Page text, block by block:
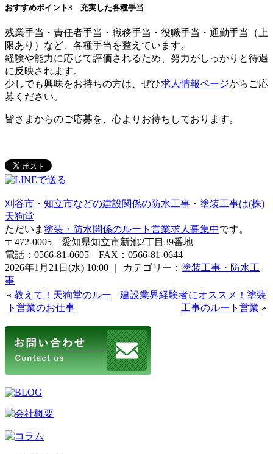
おすすめポイント3 充実した各種手当
残業手当・責任者手当・職務手当・役職手当・通勤手当（上
限あり）など、各種手当を整えています。
経験や能力に応じて評価されるため、努力がしっかりと待遇
に反映されます。
少しでも興味をお持ちの方は、ぜひ求人情報ページからご応
募ください。
皆さまからのご応募を、心よりお待ちしております。
刈谷市・知立市などの建設関係の防水工事・塗装工事は(株)
天狗堂
ただいま 塗装・防水関係のルート営業求人募集中です。
〒472-0005 愛知県知立市新池2丁目39番地
電話：0566-81-0605 FAX：0566-81-0644
2026年1月21日(水) 10:00 ｜ カテゴリー： 塗装工事・防水工
事
« 教えて！天狗堂のルー
ト営業のお仕事
建設業界経験者にオススメ！塗装
工事のルート営業 »